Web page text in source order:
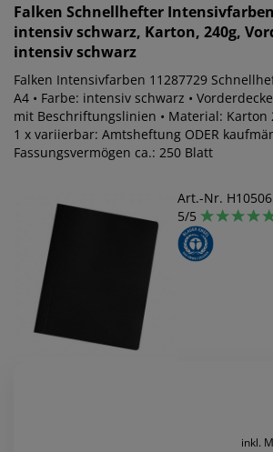
Falken Schnellhefter Intensivfarben
intensiv schwarz, Karton, 240g,
intensiv schwarz
Falken Intensivfarben 11287729
A4 • Farbe: intensiv schwarz •
mit Beschriftungslinien • Material: Karton
1 x variierbar: Amtsheftung ODER
Fassungsvermögen ca.: 250 Blatt
Art.-Nr.
5/5
inkl.